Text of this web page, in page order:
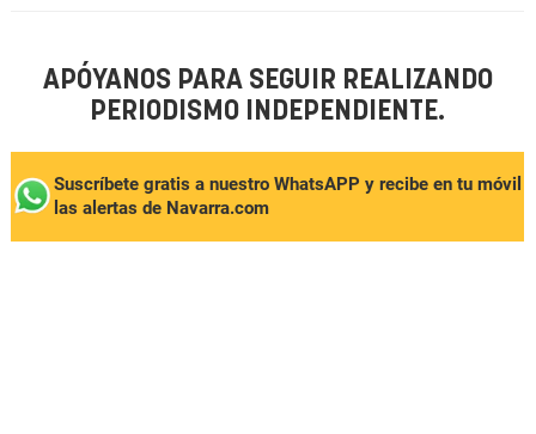
APÓYANOS PARA SEGUIR REALIZANDO
PERIODISMO INDEPENDIENTE.
Suscríbete gratis a nuestro WhatsAPP y recibe en tu móvil
las alertas de Navarra.com